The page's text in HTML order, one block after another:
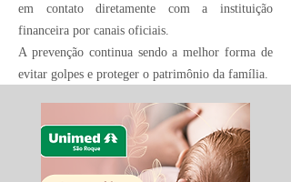
em contato diretamente com a instituição
financeira por canais oficiais.
A prevenção continua sendo a melhor forma de
evitar golpes e proteger o patrimônio da família.